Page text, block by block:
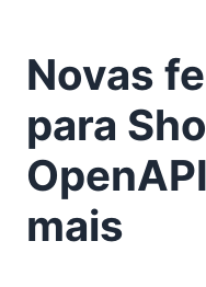
Novas
para
mais